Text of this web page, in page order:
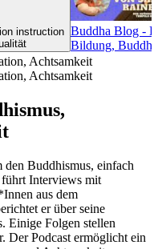
instruction Buddha Blog -
Bildung,
Achtsamkeit
Achtsamkeit
den Buddhismus, einfach
Interviews mit
aus dem
er über seine
Einige Folgen stellen
Der Podcast ermöglicht ein